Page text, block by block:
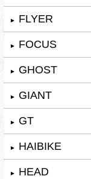
► FLYER
► FOCUS
► GHOST
► GIANT
► GT
► HAIBIKE
► HEAD